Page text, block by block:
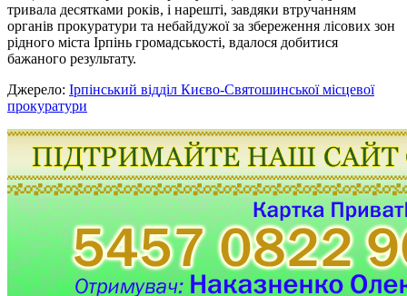
тривала десятками років, і нарешті, завдяки втручанням
органів прокуратури та небайдужої за збереження лісових зон
рідного міста Ірпінь громадськості, вдалося добитися
бажаного результату.
Джерело: Ірпінський відділ Києво-Святошинської місцевої
прокуратури